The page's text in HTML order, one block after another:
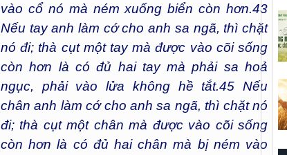
vào cổ nó mà ném xuống biển còn hơn.43
Nếu tay anh làm cớ cho anh sa ngã, thì chặt
nó đi; thà cụt một tay mà được vào cõi sống
còn hơn là có đủ hai tay mà phải sa hoả
ngục, phải vào lửa không hề tắt.45 Nếu
chân anh làm cớ cho anh sa ngã, thì chặt nó
đi; thà cụt một chân mà được vào cõi sống
còn hơn là có đủ hai chân mà bị ném vào